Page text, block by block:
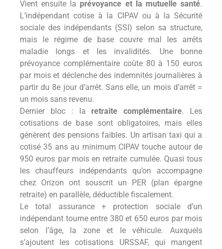
Vient ensuite la prévoyance et la mutuelle santé.
L’indépendant cotise à la CIPAV ou à la Sécurité
sociale des indépendants (SSI) selon sa structure,
mais le régime de base couvre mal les arrêts
maladie longs et les invalidités. Une bonne
prévoyance complémentaire coûte 80 à 150 euros
par mois et déclenche des indemnités journalières à
partir du 8e jour d’arrêt. Sans elle, un mois d’arrêt =
un mois sans revenu.
Dernier bloc : la retraite complémentaire. Les
cotisations de base sont obligatoires, mais elles
génèrent des pensions faibles. Un artisan taxi qui a
cotisé 35 ans au minimum CIPAV touche autour de
950 euros par mois en retraite cumulée. Quasi tous
les chauffeurs indépendants qu’on accompagne
chez Orizon ont souscrit un PER (plan épargne
retraite) en parallèle, déductible fiscalement.
Le total assurance + protection sociale d’un
indépendant tourne entre 380 et 650 euros par mois
selon l’âge, la zone et le véhicule. Auxquels
s’ajoutent les cotisations URSSAF, qui mangent